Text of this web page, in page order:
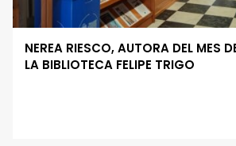
NEREA RIESCO, AUTORA DEL MES
LA BIBLIOTECA FELIPE TRIGO